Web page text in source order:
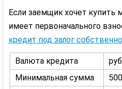
Если заемщик хочет купить
имеет первоначального
кредит под залог
Валюта кредита
Минимальная сумма